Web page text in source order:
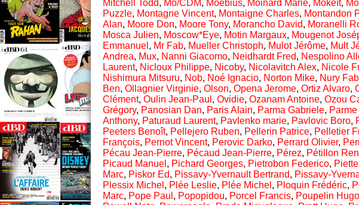
Mitchell Todd, Mo/CDM, Moebius, Moinard Marie, Mokeït,
Puzzle, Montagne Vincent, Montaigne Charles, Montandon
Alan, Moore Don, Moore Tony, Morancho David, Moranelli
Mosca Julien, Moscow*Eye, Motin Margaux, Mougenot
Emmanuel , Mr Fab, Mueller Christoph, Mulot Jérôme, Mult
Andrea, Mux, Nanni Giacomo, Neidhardt Fred, Nespolino
Laurent, Nicloux Philippe, Nicoby, Nicolavitch Alex, Nicole
Nishimura Mitsuru, Nob, Noé Ignacio, Norton Mike, Nury
Ben, Ollagnier Virginie, Olson, Opena Jerome, Ortiz Alvaro,
Clément, Oulin Jean-Paul , Ovidie, Ozanam Antoine, Ozou
Grégory, Panosian Dan, Paris Alain, Parma Gabriele,
Anthony, Paturaud Laurent, Pavlenko marie, Pavlovic Boro,
Peeters Benoît, Pellejero Ruben, Pellerin Patrice, Pelletier
François, Pernot Vincent, Perovic Darko, Perrard Olivier,
Pécau Jean-Pierre, Pécaud Jean-Pierre, Pérez, Pétillon
Picaud Manuel , Pichard Georges, Pietrobon Federico,
Marc, Piskor Ed, Pissavy-Yvernault Bertrand, Pissavy-
Plessix Michel , Plée Leslie, Plée Michel , Ploquin Frédéric,
Marc, Pope Paul , Popopidou, Porcel Francis, Poupelin Hugo